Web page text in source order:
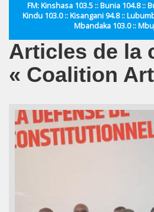
FM: Kinshasa 103.5 :: Bunia 104.8 ::
Kindu 103.0 :: Kisangani 94.8 ::
Mbandaka 103.0 ::
Articles de la
« Coalition